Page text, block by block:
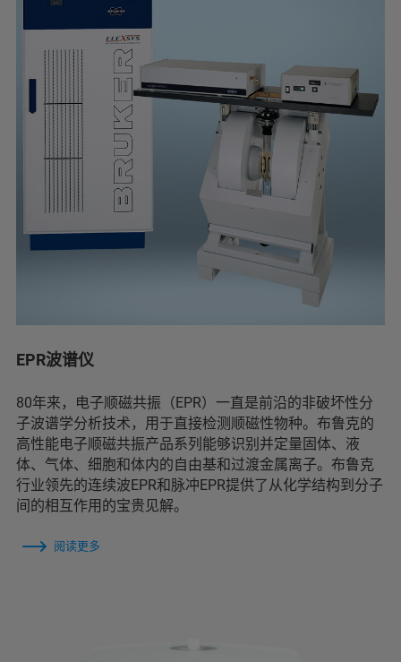
EPR波谱仪
80年来，电子顺磁共振（EPR）一直是前沿的非破坏性分
子波谱学分析技术，用于直接检测顺磁性物种。布鲁克的
高性能电子顺磁共振产品系列能够识别并定量固体、液
体、气体、细胞和体内的自由基和过渡金属离子。布鲁克
行业领先的连续波EPR和脉冲EPR提供了从化学结构到分子
间的相互作用的宝贵见解。
阅读更多